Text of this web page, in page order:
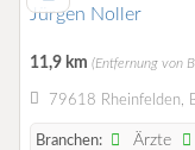
Jürgen Noller
11,9 km (Entfernung von
79618 Rheinfelden,
Branchen: Ärzte